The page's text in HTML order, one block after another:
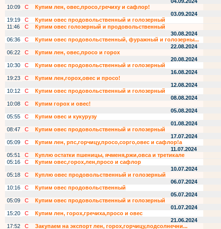
10:09
С
Купим лен, овес,просо,гречиху и сафлор!
03.09.2024
19:19
С
Купим овес продовольственный и голозерный
11:46
С
Купим овес голозерный и продовольственный
30.08.2024
06:36
С
Купим овес продовольственный, фуражный и голозерны...
22.08.2024
06:22
С
Купим лен, овес,просо и горох
20.08.2024
10:30
С
Купим овес продовольственный и голозерный
16.08.2024
19:23
С
Купим лен,горох,овес и просо!
12.08.2024
10:12
С
Купим овес продовольственный и голозерный
08.08.2024
10:08
С
Купим горох и овес!
05.08.2024
05:55
С
Купим овес и кукурузу
01.08.2024
08:47
С
Купим овес продовольственный и голозерный
17.07.2024
05:09
С
Купим лен, рпс,горчицу,просо,сорго,овес и сафлор!а
11.07.2024
05:51
С
Куплю остатки пшеницы, ячменя,ржи,овса и третикале
05:16
С
Купим овес,горох,лен,просо и сафлор
10.07.2024
05:18
С
Куплю овес продовольственный и голозерный
06.07.2024
10:16
С
Купим овес продовольственный
05.07.2024
05:09
С
Купим овес продовольственный и голозерный
01.07.2024
15:20
С
Купим лен, горох,гречиха,просо и овес
21.06.2024
17:52
С
Закупаем на экспорт лен, горох,горчицу,подсолнечни...